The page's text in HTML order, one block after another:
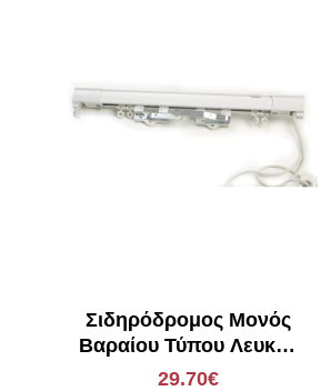
Σιδηρόδρομος Μονός
Βαραίου Τύπου Λευκός
με Μηχανισμό
29.70€